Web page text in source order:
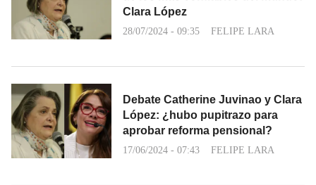
Clara López
28/07/2024 - 09:35 FELIPE LARA
Debate Catherine Juvinao y Clara
López: ¿hubo pupitrazo para
aprobar reforma pensional?
17/06/2024 - 07:43 FELIPE LARA